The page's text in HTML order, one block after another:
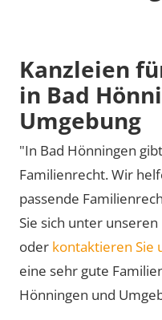
Kanzleien
in Bad
Umgebung
"In Bad Hönningen
Familienrecht. Wir
passende
Sie sich unter
oder kontaktieren Sie
eine sehr gute
Hönningen und